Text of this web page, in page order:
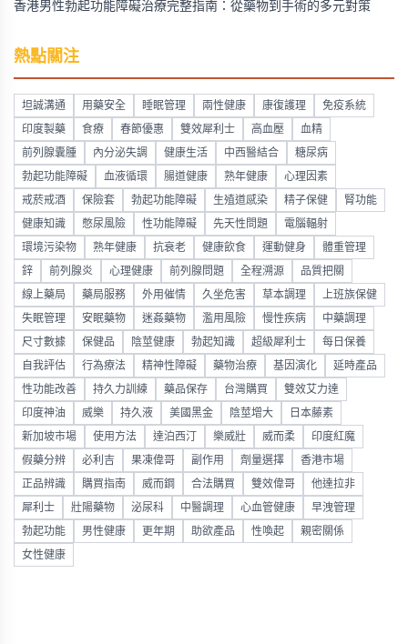
香港男性勃起功能障礙治療完整指南：從藥物到手術的多元對策
熱點關注
坦誠溝通 用藥安全 睡眠管理 兩性健康 康復護理 免疫系統
印度製藥 食療 春節優惠 雙效犀利士 高血壓 血精
前列腺囊腫 內分泌失調 健康生活 中西醫結合 糖尿病
勃起功能障礙 血液循環 腸道健康 熟年健康 心理因素
戒菸戒酒 保險套 勃起功能障礙 生殖道感染 精子保健 腎功能
健康知識 憋尿風險 性功能障礙 先天性問題 電腦輻射
環境污染物 熟年健康 抗衰老 健康飲食 運動健身 體重管理
鋅 前列腺炎 心理健康 前列腺問題 全程溯源 品質把關
線上藥局 藥局服務 外用催情 久坐危害 草本調理 上班族保健
失眠管理 安眠藥物 迷姦藥物 濫用風險 慢性疾病 中藥調理
尺寸數據 保健品 陰莖健康 勃起知識 超級犀利士 每日保養
自我評估 行為療法 精神性障礙 藥物治療 基因演化 延時產品
性功能改善 持久力訓練 藥品保存 台灣購買 雙效艾力達
印度神油 威樂 持久液 美國黑金 陰莖增大 日本藤素
新加坡市場 使用方法 達泊西汀 樂威壯 威而柔 印度紅魔
假藥分辨 必利吉 果凍偉哥 副作用 劑量選擇 香港市場
正品辨識 購買指南 威而鋼 合法購買 雙效偉哥 他達拉非
犀利士 壯陽藥物 泌尿科 中醫調理 心血管健康 早洩管理
勃起功能 男性健康 更年期 助欲產品 性喚起 親密關係
女性健康